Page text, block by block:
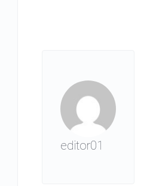
editor01